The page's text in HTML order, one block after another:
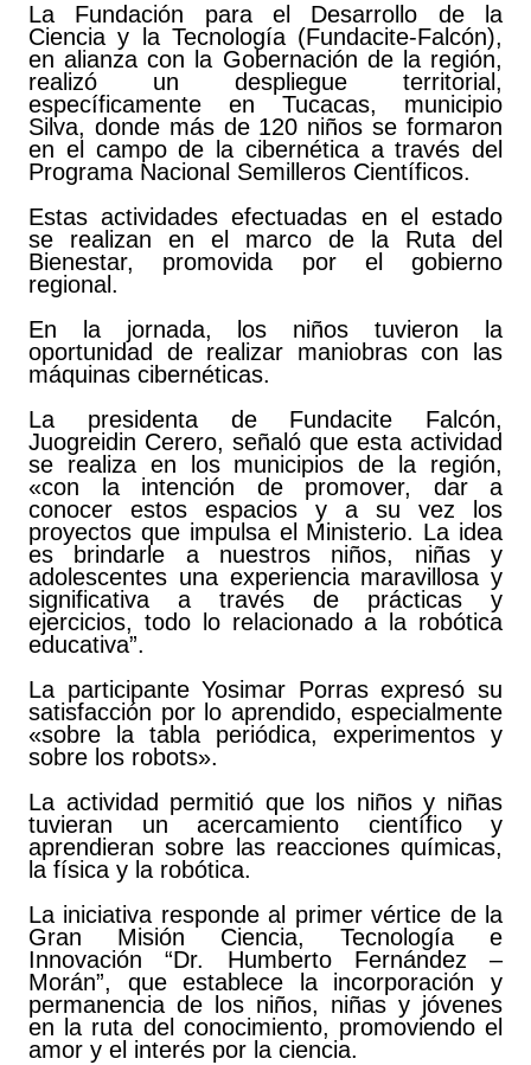
La Fundación para el Desarrollo de la
Ciencia y la Tecnología (Fundacite-Falcón),
en alianza con la Gobernación de la región,
realizó un despliegue territorial,
específicamente en Tucacas, municipio
Silva, donde más de 120 niños se formaron
en el campo de la cibernética a través del
Programa Nacional Semilleros Científicos.
Estas actividades efectuadas en el estado
se realizan en el marco de la Ruta del
Bienestar, promovida por el gobierno
regional.
En la jornada, los niños tuvieron la
oportunidad de realizar maniobras con las
máquinas cibernéticas.
La presidenta de Fundacite Falcón,
Juogreidin Cerero, señaló que esta actividad
se realiza en los municipios de la región,
«con la intención de promover, dar a
conocer estos espacios y a su vez los
proyectos que impulsa el Ministerio. La idea
es brindarle a nuestros niños, niñas y
adolescentes una experiencia maravillosa y
significativa a través de prácticas y
ejercicios, todo lo relacionado a la robótica
educativa”.
La participante Yosimar Porras expresó su
satisfacción por lo aprendido, especialmente
«sobre la tabla periódica, experimentos y
sobre los robots».
La actividad permitió que los niños y niñas
tuvieran un acercamiento científico y
aprendieran sobre las reacciones químicas,
la física y la robótica.
La iniciativa responde al primer vértice de la
Gran Misión Ciencia, Tecnología e
Innovación “Dr. Humberto Fernández –
Morán”, que establece la incorporación y
permanencia de los niños, niñas y jóvenes
en la ruta del conocimiento, promoviendo el
amor y el interés por la ciencia.